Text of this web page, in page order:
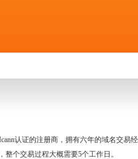
认证的注册商，拥有六年的域名交易
个交易过程大概需要5个工作日。